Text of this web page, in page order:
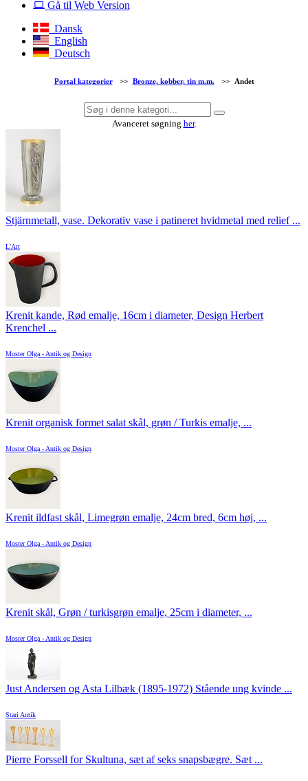
Gå til Web Version
Dansk
English
Deutsch
Portal kategorier >> Bronze, kobber, tin m.m. >> Andet
Avanceret søgning her.
Stjärnmetall, vase. Dekorativ vase i patineret hvidmetal med relief ...
L'Art
Krenit kande, Rød emalje, 16cm i diameter, Design Herbert
Krenchel ...
Moster Olga - Antik og Design
Krenit organisk formet salat skål, grøn / Turkis emalje, ...
Moster Olga - Antik og Design
Krenit ildfast skål, Limegrøn emalje, 24cm bred, 6cm høj, ...
Moster Olga - Antik og Design
Krenit skål, Grøn / turkisgrøn emalje, 25cm i diameter, ...
Moster Olga - Antik og Design
Just Andersen og Asta Lilbæk (1895-1972) Stående ung kvinde ...
Stari Antik
Pierre Forssell for Skultuna, sæt af seks snapsbægre. Sæt ...